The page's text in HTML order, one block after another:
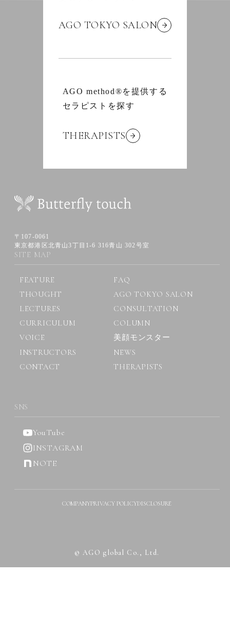
AGO TOKYO SALON
AGO method®を提供する
セラピストを探す
THERAPISTS
〒107-0061
東京都港区北青山3丁目1-6 316青山 302号室
SITE MAP
FEATURE
FAQ
THOUGHT
AGO TOKYO SALON
LECTURES
CONSULTATION
CURRICULUM
COLUMN
VOICE
美顔モンスター
INSTRUCTORS
NEWS
CONTACT
THERAPISTS
SNS
YouTube
INSTAGRAM
NOTE
COMPANYPRIVACY POLICYDISCLOSURE
© AGO global Co., Ltd.